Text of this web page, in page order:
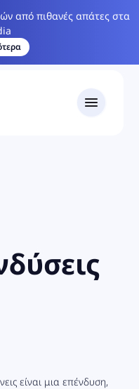
από πιθανές απάτες στα
είναι μια επένδυση,